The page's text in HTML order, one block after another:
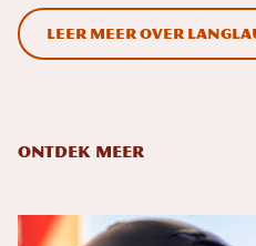
Leer meer over
ONTDEK MEER